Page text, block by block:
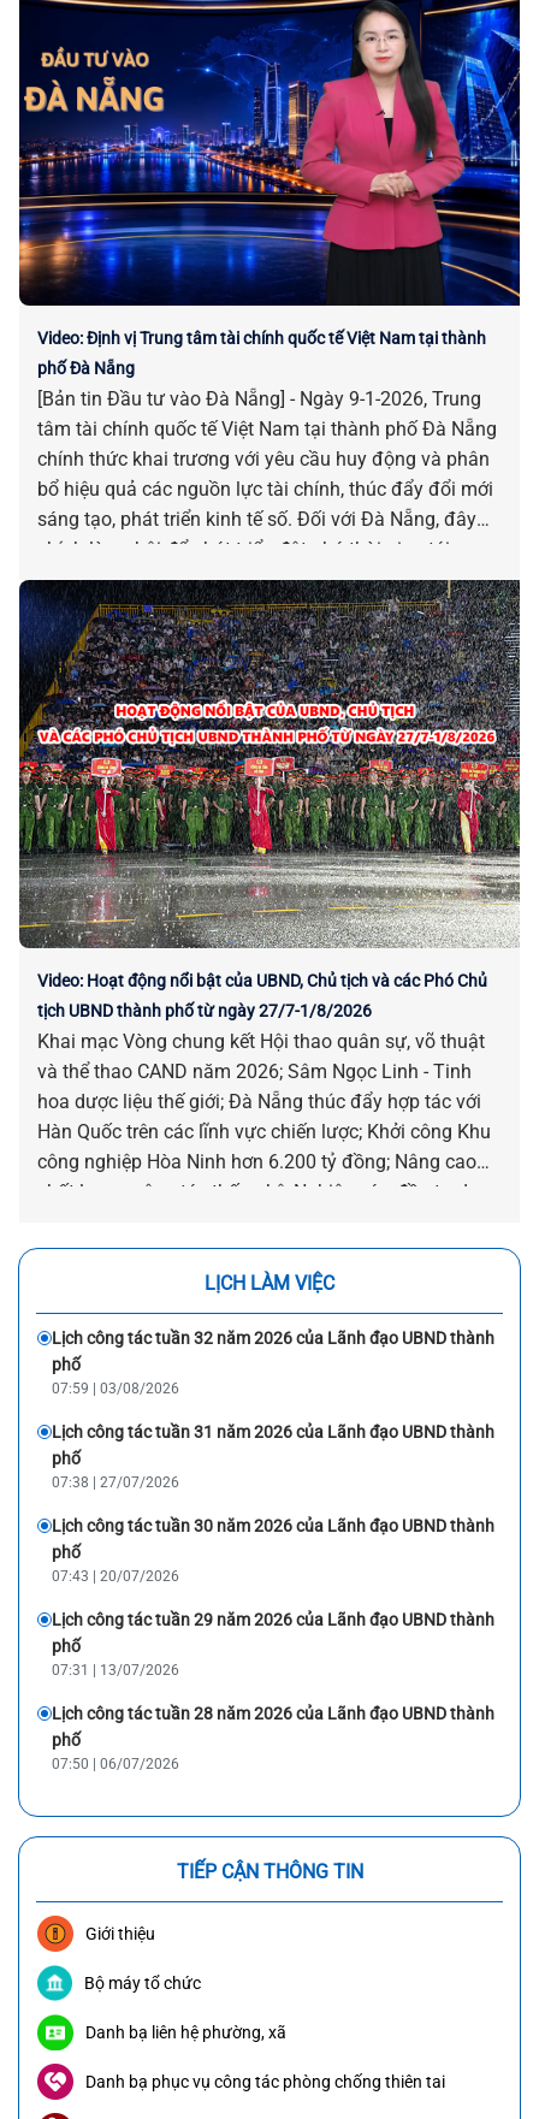
Video: Định vị Trung tâm tài chính quốc tế Việt Nam tại thành
phố Đà Nẵng
[Bản tin Đầu tư vào Đà Nẵng] - Ngày 9-1-2026, Trung
tâm tài chính quốc tế Việt Nam tại thành phố Đà Nẵng
chính thức khai trương với yêu cầu huy động và phân
bổ hiệu quả các nguồn lực tài chính, thúc đẩy đổi mới
sáng tạo, phát triển kinh tế số. Đối với Đà Nẵng, đây
chính là cơ hội để phát triển đột phá thời gian tới.
Video: Hoạt động nổi bật của UBND, Chủ tịch và các Phó Chủ
tịch UBND thành phố từ ngày 27/7-1/8/2026
Khai mạc Vòng chung kết Hội thao quân sự, võ thuật
và thể thao CAND năm 2026; Sâm Ngọc Linh - Tinh
hoa dược liệu thế giới; Đà Nẵng thúc đẩy hợp tác với
Hàn Quốc trên các lĩnh vực chiến lược; Khởi công Khu
công nghiệp Hòa Ninh hơn 6.200 tỷ đồng; Nâng cao
chất lượng công tác thống kê; Nghiên cứu đầu tư dự
thành phố Nguyễn Thị Anh Thi chúc mừng 96 năm
Ngày truyền thống ngành Tuyên giáo của Đảng... là
những hoạt động nổi bật của UBND, Chủ tịch và các
Phó Chủ tịch UBND thành phố từ ngày 27/7-1/8/2026.
LỊCH LÀM VIỆC
Lịch công tác tuần 32 năm 2026 của Lãnh đạo UBND thành
phố
07:59 | 03/08/2026
Lịch công tác tuần 31 năm 2026 của Lãnh đạo UBND thành
phố
07:38 | 27/07/2026
Lịch công tác tuần 30 năm 2026 của Lãnh đạo UBND thành
phố
07:43 | 20/07/2026
Lịch công tác tuần 29 năm 2026 của Lãnh đạo UBND thành
phố
07:31 | 13/07/2026
Lịch công tác tuần 28 năm 2026 của Lãnh đạo UBND thành
phố
07:50 | 06/07/2026
TIẾP CẬN THÔNG TIN
Giới thiệu
Bộ máy tổ chức
Danh bạ liên hệ phường, xã
Danh bạ phục vụ công tác phòng chống thiên tai